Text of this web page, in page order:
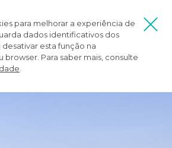
para melhorar a experiência de
dados identificativos dos
esta função na
browser. Para saber mais, consulte